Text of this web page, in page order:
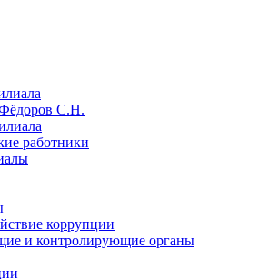
С.Н.
работники
коррупции
и контролирующие органы